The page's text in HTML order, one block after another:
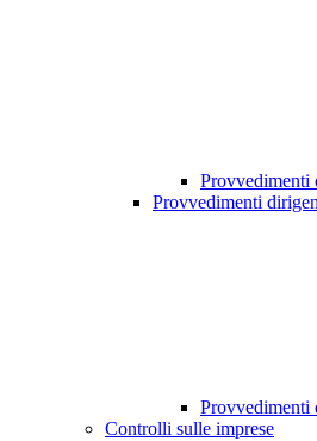
Provvedimenti
Provvedimenti
Provvedimenti
Controlli sulle imprese